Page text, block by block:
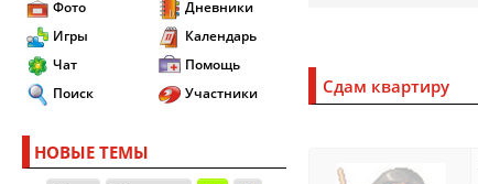
Фото
Игры
Чат
Поиск
Дневники
Календарь
Помощь
Участники
НОВЫЕ ТЕМЫ
Сдам квартиру